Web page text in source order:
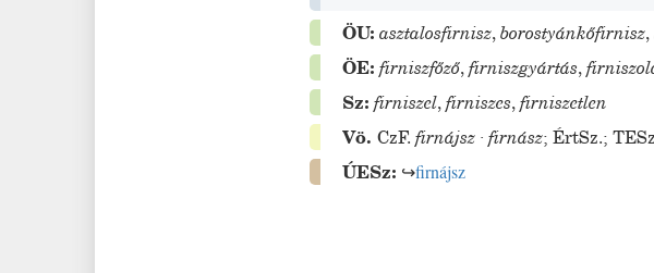
ÖU: asztalosfirnisz,borostyánkőfirnisz,
ÖE: firniszfőző,firniszgyártás,
Sz: firniszel,firniszes,firniszetlen
Vö.CzF. firnájsz ·firnász;ÉrtSz.;
ÚESz: ↪firnájsz